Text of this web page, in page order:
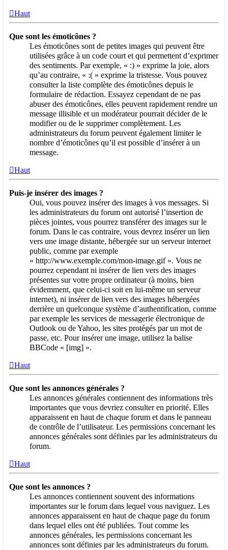
Haut
Que sont les émoticônes ?
Les émoticônes sont de petites images qui peuvent être
utilisées grâce à un code court et qui permettent d’exprimer
des sentiments. Par exemple, « :) » exprime la joie, alors
qu’au contraire, « :( » exprime la tristesse. Vous pouvez
consulter la liste complète des émoticônes depuis le
formulaire de rédaction. Essayez cependant de ne pas
abuser des émoticônes, elles peuvent rapidement rendre un
message illisible et un modérateur pourrait décider de le
modifier ou de le supprimer complètement. Les
administrateurs du forum peuvent également limiter le
nombre d’émoticônes qu’il est possible d’insérer à un
message.
Haut
Puis-je insérer des images ?
Oui, vous pouvez insérer des images à vos messages. Si
les administrateurs du forum ont autorisé l’insertion de
pièces jointes, vous pourrez transférer des images sur le
forum. Dans le cas contraire, vous devrez insérer un lien
vers une image distante, hébergée sur un serveur internet
public, comme par exemple
« http://www.exemple.com/mon-image.gif ». Vous ne
pourrez cependant ni insérer de lien vers des images
présentes sur votre propre ordinateur (à moins, bien
évidemment, que celui-ci soit en lui-même un serveur
internet), ni insérer de lien vers des images hébergées
derrière un quelconque système d’authentification, comme
par exemple les services de messagerie électronique de
Outlook ou de Yahoo, les sites protégés par un mot de
passe, etc. Pour insérer une image, utilisez la balise
BBCode « [img] ».
Haut
Que sont les annonces générales ?
Les annonces générales contiennent des informations très
importantes que vous devriez consulter en priorité. Elles
apparaissent en haut de chaque forum et dans le panneau
de contrôle de l’utilisateur. Les permissions concernant les
annonces générales sont définies par les administrateurs du
forum.
Haut
Que sont les annonces ?
Les annonces contiennent souvent des informations
importantes sur le forum dans lequel vous naviguez. Les
annonces apparaissent en haut de chaque page du forum
dans lequel elles ont été publiées. Tout comme les
annonces générales, les permissions concernant les
annonces sont définies par les administrateurs du forum.